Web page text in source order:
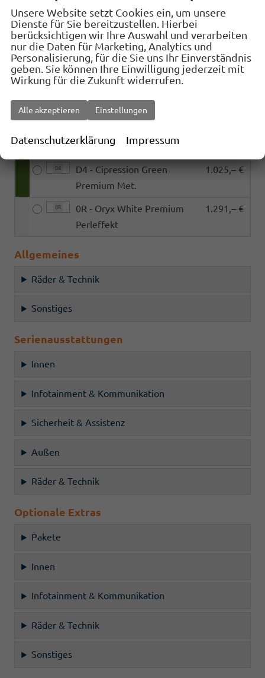
0Q 0Q - Pure White 389,– €
0E 0E - Grenadilla Black Met. 775,– €
B0 B0 - Dolphin Grey Met. 775,– €
F0 F0 - Oyster Silver Met.
V2 - Nightshade Blue Met.
Premium Met.
D4
D4 - Cipression Green
Premium Met.
1.025,– €
0R
0R - Oryx White Premium
Perleffekt
1.291,– €
Allgemeines
Räder & Technik
Sonstiges
Serienausstattungen
Innen
Infotainment & Kommunikation
Sicherheit & Assistenz
Außen
Räder & Technik
Optionale Extras
Pakete
Innen
Infotainment & Kommunikation
Räder & Technik
Sonstiges
Unsere Website setzt Cookies ein, um unsere
Dienste für Sie bereitzustellen. Hierbei
berücksichtigen wir Ihre Auswahl und verarbeiten
nur die Daten für Marketing, Analytics und
Personalisierung, für die Sie uns Ihr Einverständnis
geben. Sie können Ihre Einwilligung jederzeit mit
Wirkung für die Zukunft widerrufen.
Alle akzeptieren Einstellungen
Datenschutzerklärung Impressum